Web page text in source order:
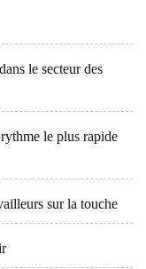
le secteur des
le plus rapide
sur la touche